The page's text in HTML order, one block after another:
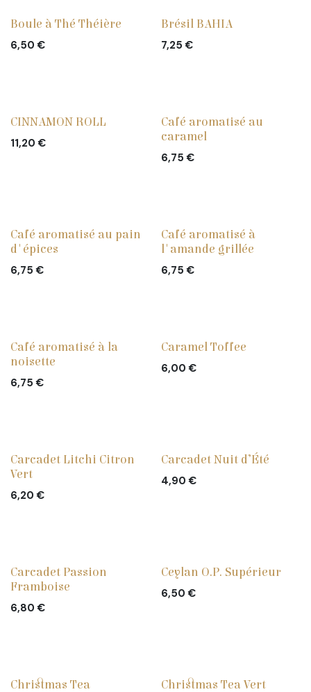
Boule à Thé Théière
6,50 €
Brésil BAHIA
7,25 €
CINNAMON ROLL
11,20 €
Café aromatisé au
caramel
6,75 €
Café aromatisé au pain
d'épices
6,75 €
Café aromatisé à
l'amande grillée
6,75 €
Café aromatisé à la
noisette
6,75 €
Caramel Toffee
6,00 €
Carcadet Litchi Citron
Vert
6,20 €
Carcadet Nuit d’Été
4,90 €
Carcadet Passion
Framboise
6,80 €
Ceylan O.P. Supérieur
6,50 €
Christmas Tea Christmas Tea Vert